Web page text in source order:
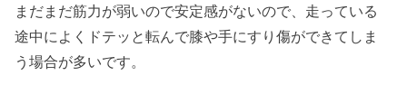
まだまだ筋力が弱いので安定感がないので、走っている
途中によくドテッと転んで膝や手にすり傷ができてしま
う場合が多いです。